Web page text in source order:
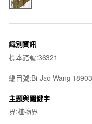
識別資訊
標本館號:36321
編目號:Bi-Jao Wang 18903
主題與關鍵字
界:植物界